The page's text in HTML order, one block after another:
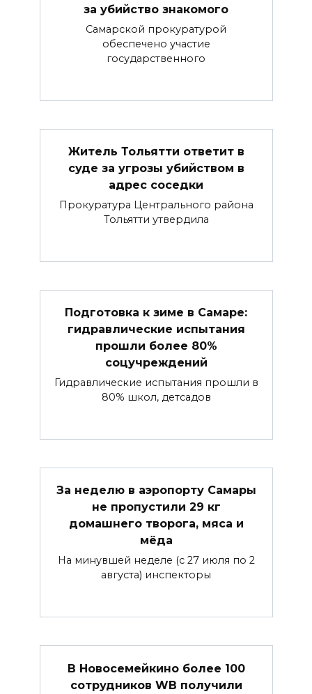
за убийство знакомого
Самарской прокуратурой
обеспечено участие
государственного
Житель Тольятти ответит в
суде за угрозы убийством в
адрес соседки
Прокуратура Центрального района
Тольятти утвердила
Подготовка к зиме в Самаре:
гидравлические испытания
прошли более 80%
соцучреждений
Гидравлические испытания прошли в
80% школ, детсадов
За неделю в аэропорту Самары
не пропустили 29 кг
домашнего творога, мяса и
мёда
На минувшей неделе (с 27 июля по 2
августа) инспекторы
В Новосемейкино более 100
сотрудников WB получили